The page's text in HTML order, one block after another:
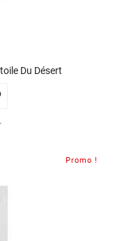
Du Désert
Promo !